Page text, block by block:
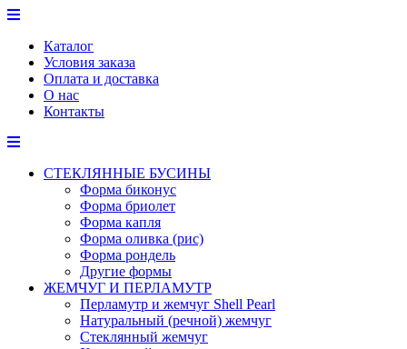
Перейти
содержимому
Каталог
Условия заказа
Оплата и доставка
О нас
Контакты
СТЕКЛЯННЫЕ БУСИНЫ
Форма биконус
Форма бриолет
Форма капля
Форма оливка (рис)
Форма рондель
Другие формы
ЖЕМЧУГ И ПЕРЛАМУТР
Перламутр и жемчуг Shell Pearl
Натуральный (речной) жемчуг
Стеклянный жемчуг